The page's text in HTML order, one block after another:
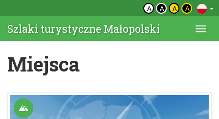
A A A A
Szlaki turystyczne Małopolski
Miejsca